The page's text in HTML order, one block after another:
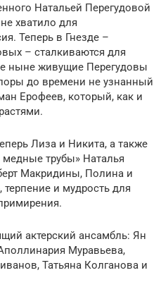
Натальей Перегудовой
хватило для
Теперь в Гнезде –
– сталкиваются для
ныне живущие Перегудовы
до времени не узнанный
Ерофеев, который, как и
Лиза и Никита, а также
трубы» Наталья
Макридины, Полина и
и мудрость для
актерский ансамбль: Ян
Муравьева,
Татьяна Колганова и